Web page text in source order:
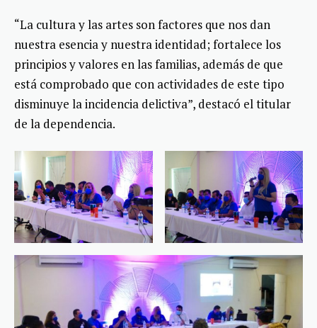
“La cultura y las artes son factores que nos dan
nuestra esencia y nuestra identidad; fortalece los
principios y valores en las familias, además de que
está comprobado que con actividades de este tipo
disminuye la incidencia delictiva”, destacó el titular
de la dependencia.